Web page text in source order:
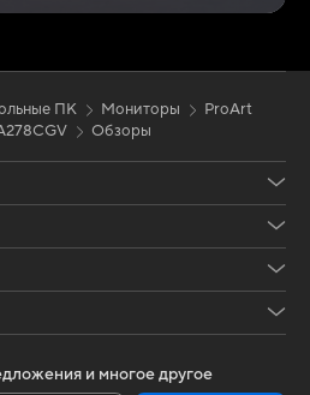
ПК Мониторы
ProArt
Обзоры
и многое другое